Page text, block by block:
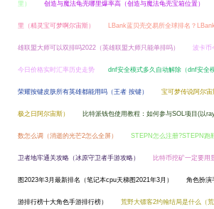
里） 创造与魔法龟壳哪里爆率高（创造与魔法龟壳宝箱位置）
里（精灵宝可梦啊尔宙斯） LBank蓝贝壳交易所全球排名？
雄联盟大师可以双排吗2022（英雄联盟大师只能单排吗） 波卡币
今日价格实时汇率历史走势 dnf安全模式多久自动解除（dnf安全
荣耀按键皮肤所有英雄都能用吗（王者 按键） 宝可梦传说阿尔
极之日阿尔宙斯） 比特派钱包使用教程：如何参与SOL项目(以
数怎么调（消逝的光芒2怎么全屏） STEPN怎么注册?STEPN跑
卫者地牢通关攻略（冰原守卫者手游攻略） 比特币挖矿一定要用
图2023年3月最新排名（笔记本cpu天梯图2021年3月） 角色扮演
游排行榜十大角色手游排行榜） 荒野大镖客2约翰结局是什么（